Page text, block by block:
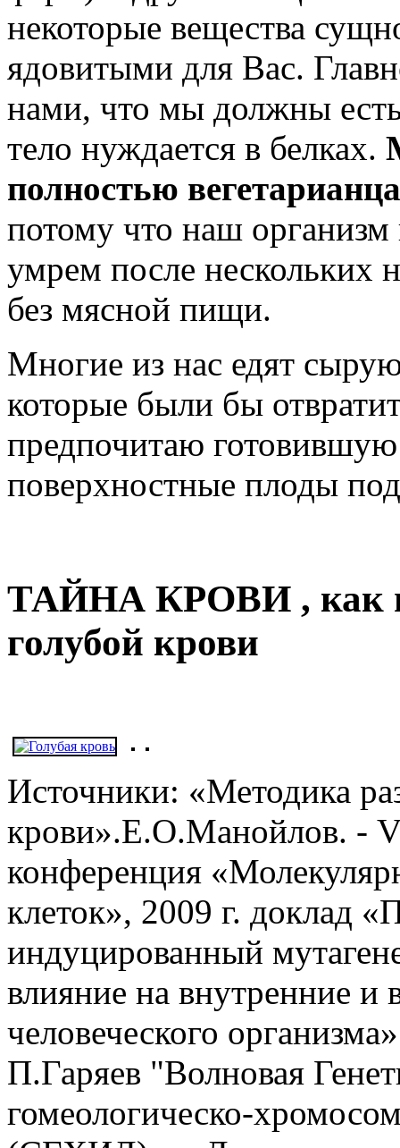
некоторые вещества
ядовитыми для Вас.
нами, что мы должны
тело нуждается в белках.
полностью
потому что наш
умрем после нескольких
без мясной пищи.
Многие из нас едят
которые были бы
предпочитаю
поверхностные плоды
ТАЙНА КРОВИ , как
голубой крови
Источники: «Методика
крови».Е.О.Манойлов. -
конференция
клеток», 2009 г. доклад
индуцированный
влияние на внутренние и
человеческого
П.Гаряев "Волновая
гомеологическо-